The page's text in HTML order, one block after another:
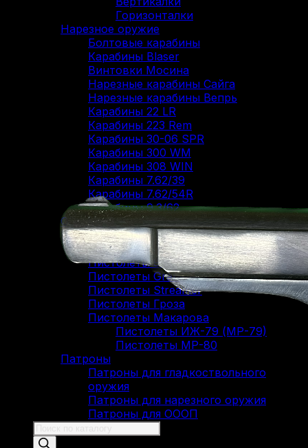
Горизонталки
Нарезное оружие
Болтовые карабины
Карабины Blaser
Винтовки Мосина
Нарезные карабины Сайга
Нарезные карабины Вепрь
Карабины 22 LR
Карабины 223 Rem
Карабины 30-06 SPR
Карабины 300 WM
Карабины 308 WIN
Карабины 7.62/39
Карабины 7.62/54R
Карабины 9.3/62
ОООП и газовое оружие
Пистолеты 10/28
Пистолеты 45 Rubber
Пистолеты 9 Р.А.
Пистолеты Grand Power
Пистолеты Streamer
Пистолеты Гроза
Пистолеты Макарова
Пистолеты ИЖ-79 (МР-79)
Пистолеты МР-80
Патроны
Патроны для гладкоствольного
оружия
Патроны для нарезного оружия
Патроны для ОООП
Поиск
товаров